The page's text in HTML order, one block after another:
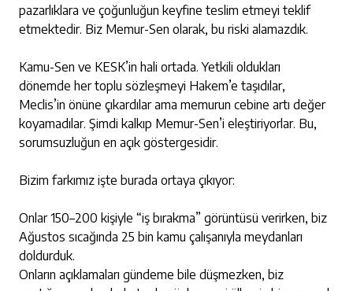
pazarlıklara ve çoğunluğun keyfine teslim etmeyi teklif
etmektedir. Biz Memur-Sen olarak, bu riski alamazdık.
Kamu-Sen ve KESK’in hali ortada. Yetkili oldukları
dönemde her toplu sözleşmeyi Hakem’e taşıdılar,
Meclis’in önüne çıkardılar ama memurun cebine artı değer
koyamadılar. Şimdi kalkıp Memur-Sen’i eleştiriyorlar. Bu,
sorumsuzluğun en açık göstergesidir.
Bizim farkımız işte burada ortaya çıkıyor:
Onlar 150–200 kişiyle “iş bırakma” görüntüsü verirken, biz
Ağustos sıcağında 25 bin kamu çalışanıyla meydanları
doldurduk.
Onların açıklamaları gündeme bile düşmezken, biz